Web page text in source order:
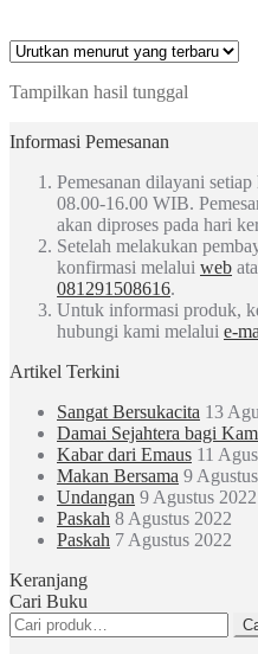
Tampilkan hasil tunggal
Informasi Pemesanan
Pemesanan dilayani
08.00-16.00 WIB.
akan diproses pada hari
Setelah melakukan
konfirmasi melalui web
081291508616.
Untuk informasi produk,
hubungi kami melalui e-
Artikel Terkini
Sangat Bersukacita 13
Damai Sejahtera bagi
Kabar dari Emaus 11
Makan Bersama 9
Undangan 9 Agustus 2022
Paskah 8 Agustus 2022
Paskah 7 Agustus 2022
Keranjang
Cari Buku
Pencarian
untuk: